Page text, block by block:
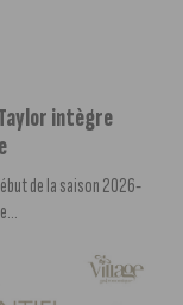
intègre
de la saison 2026-